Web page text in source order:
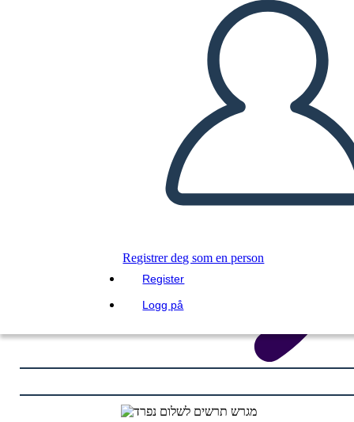
Registrer deg som en person
Register
Logg på
SPILLE AV LYSBILDEFREMVISNING
LES FOR MEG